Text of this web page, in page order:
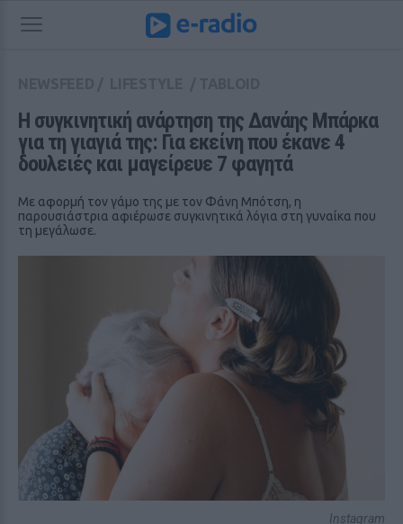
Η συγκινητική ανάρτηση της Δανάης Μπάρκα
για τη γιαγιά της: Για εκείνη που έκανε 4
δουλειές και μαγείρευε 7 φαγητά
Με αφορμή τον γάμο της με τον Φάνη Μπότση, η
παρουσιάστρια αφιέρωσε συγκινητικά λόγια στη γυναίκα που
τη μεγάλωσε.
Instagram